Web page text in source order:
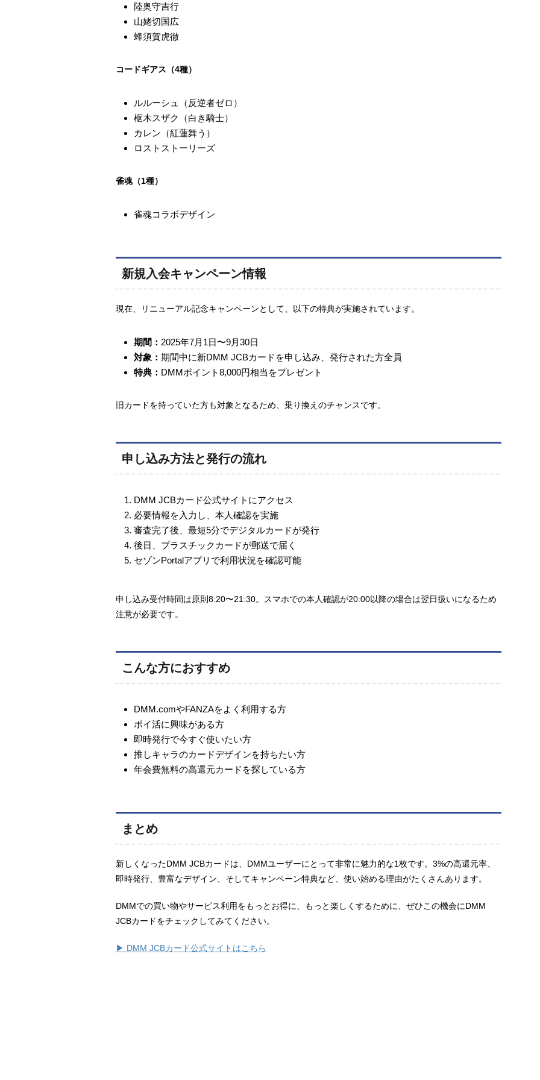
陸奥守吉行
山姥切国広
蜂須賀虎徹
コードギアス（4種）
ルルーシュ（反逆者ゼロ）
枢木スザク（白き騎士）
カレン（紅蓮舞う）
ロストストーリーズ
雀魂（1種）
雀魂コラボデザイン
新規入会キャンペーン情報
現在、リニューアル記念キャンペーンとして、以下の特典が実施されています。
期間： 2025年7月1日〜9月30日
対象： 期間中に新DMM JCBカードを申し込み、発行された方全員
特典： DMMポイント8,000円相当をプレゼント
旧カードを持っていた方も対象となるため、乗り換えのチャンスです。
申し込み方法と発行の流れ
DMM JCBカード公式サイトにアクセス
必要情報を入力し、本人確認を実施
審査完了後、最短5分でデジタルカードが発行
後日、プラスチックカードが郵送で届く
セゾンPortalアプリで利用状況を確認可能
申し込み受付時間は原則8:20〜21:30。スマホでの本人確認が20:00以降の場合は翌日扱いになるため
注意が必要です。
こんな方におすすめ
DMM.comやFANZAをよく利用する方
ポイ活に興味がある方
即時発行で今すぐ使いたい方
推しキャラのカードデザインを持ちたい方
年会費無料の高還元カードを探している方
まとめ
新しくなったDMM JCBカードは、DMMユーザーにとって非常に魅力的な1枚です。3%の高還元率、
即時発行、豊富なデザイン、そしてキャンペーン特典など、使い始める理由がたくさんあります。
DMMでの買い物やサービス利用をもっとお得に、もっと楽しくするために、ぜひこの機会にDMM
JCBカードをチェックしてみてください。
▶ DMM JCBカード公式サイトはこちら